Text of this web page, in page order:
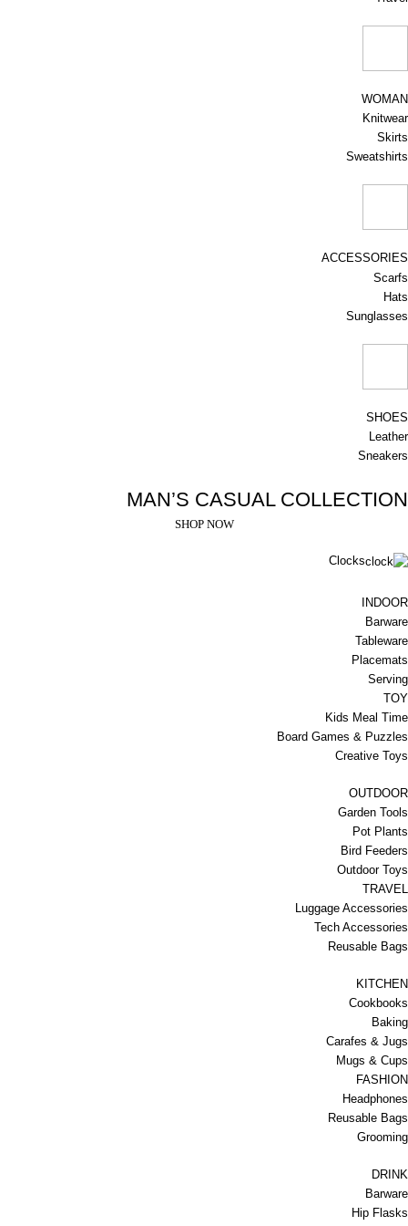
WOMAN
Knitwear
Skirts
Sweatshirts
ACCESSORIES
Scarfs
Hats
Sunglasses
SHOES
Leather
Sneakers
MAN’S CASUAL COLLECTION
SHOP NOW
Clocks
INDOOR
Barware
Tableware
Placemats
Serving
TOY
Kids Meal Time
Board Games & Puzzles
Creative Toys
OUTDOOR
Garden Tools
Pot Plants
Bird Feeders
Outdoor Toys
TRAVEL
Luggage Accessories
Tech Accessories
Reusable Bags
KITCHEN
Cookbooks
Baking
Carafes & Jugs
Mugs & Cups
FASHION
Headphones
Reusable Bags
Grooming
DRINK
Barware
Hip Flasks